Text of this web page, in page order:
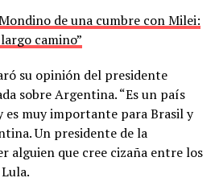
de una cumbre con Milei:
camino”
su opinión del presidente
sobre Argentina. “Es un país
es muy importante para Brasil y
Un presidente de la
alguien que cree cizaña entre los